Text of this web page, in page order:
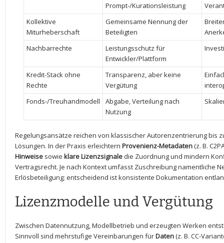
Prompt-/Kurationsleistung
Kollektive
Miturheberschaft
Gemeinsame Nennung der
Beteiligten
Nachbarrechte
Leistungsschutz für
Entwickler/Plattform
Kredit-Stack ohne
Rechte
Transparenz, aber keine
Vergütung
Fonds-/Treuhandmodell
Abgabe, Verteilung​ nach
Nutzung
Regelungsansätze​ reichen von klassischer Autorenzentrierung bis
Lösungen. In der Praxis⁤ erleichtern Provenienz-Metadaten(z. B.
Hinweise sowie klare Lizenzsignale die ‌Zuordnung und mindern‍
Vertragsrecht. Je nach Kontext umfasst Zuschreibung namentliche
Erlösbeteiligung;⁤ entscheidend ist konsistente Dokumentation
Lizenzmodelle und Vergütung
Zwischen Datennutzung, Modellbetrieb und erzeugten Werken
Sinnvoll sind mehrstufige Vereinbarungen fürDaten(z. B. CC-